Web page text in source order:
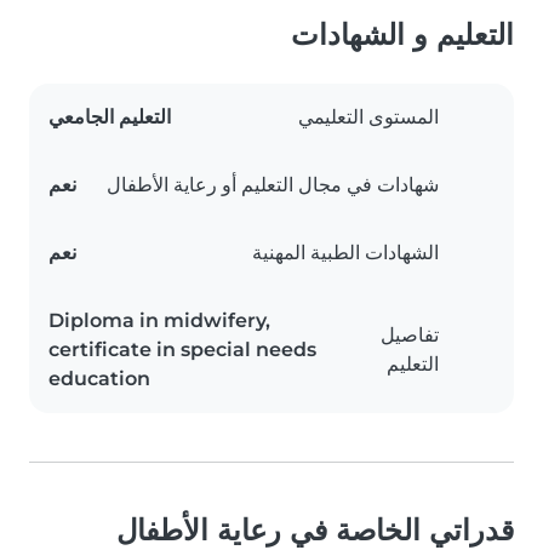
التعليم و الشهادات
المستوى التعليمي التعليم الجامعي
شهادات في مجال التعليم أو رعاية الأطفال نعم
الشهادات الطبية المهنية نعم
تفاصيل
التعليم
Diploma in midwifery,
certificate in special needs
education
قدراتي الخاصة في رعاية الأطفال